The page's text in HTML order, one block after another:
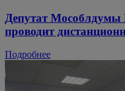
Депутат
проводит
Подробнее